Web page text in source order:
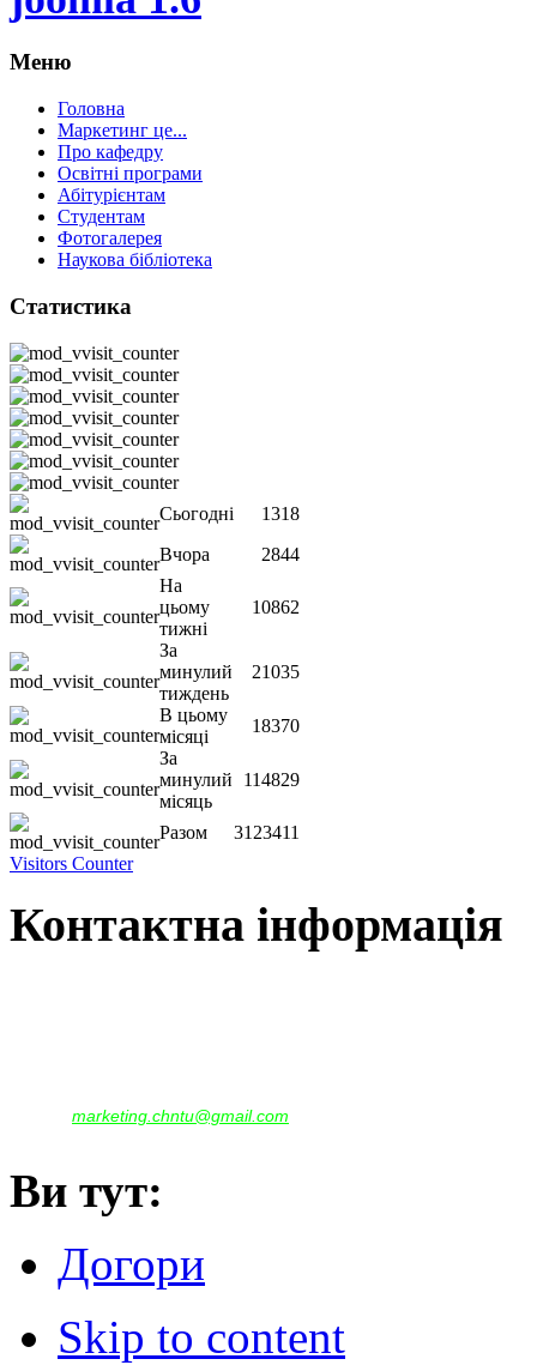
Меню
Головна
Маркетинг це...
Про кафедру
Освітні програми
Абітурієнтам
Студентам
Фотогалерея
Наукова бібліотека
Статистика
Сьогодні
1318
Вчора
2844
На
цьому
тижні
10862
За
минулий
тиждень
21035
В цьому
місяці
18370
За
минулий
місяць
114829
Разом
3123411
Visitors Counter
Контактна інформація
marketing.chntu@gmail.com
Ви тут:
Догори
Skip to content